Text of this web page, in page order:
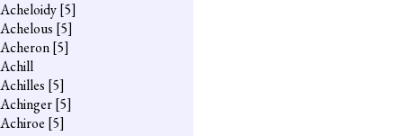
Acheloidy[5]
Achelous [5]
Acheron[5]
Achill
Achilles [5]
Achinger[5]
Achiroe [5]